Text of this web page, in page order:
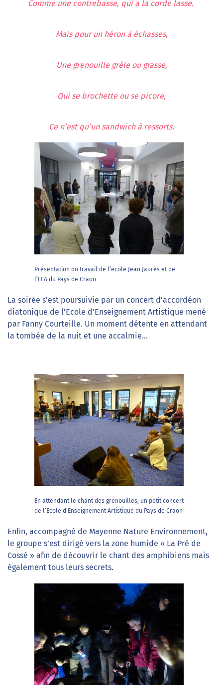
Comme une contrebasse, qui a la corde lasse.
Mais pour un héron à échasses,
Une grenouille grêle ou grasse,
Qui se brochette ou se picore,
Ce n’est qu’un sandwich à ressorts.
Présentation du travail de l’école Jean Jaurès et de
l’EEA du Pays de Craon
La soirée s’est poursuivie par un concert d’accordéon
diatonique de l’Ecole d’Enseignement Artistique mené
par Fanny Courteille. Un moment détente en attendant
la tombée de la nuit et une accalmie…
En attendant le chant des grenouilles, un petit concert
de l’Ecole d’Enseignement Artistique du Pays de Craon
Enfin, accompagné de Mayenne Nature Environnement,
le groupe s’est dirigé vers la zone humide « La Pré de
Cossé » afin de découvrir le chant des amphibiens mais
également tous leurs secrets.